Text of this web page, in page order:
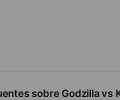
sobre Godzilla vs